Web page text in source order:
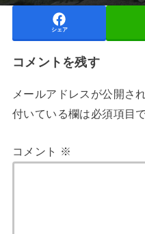
シェア
コメントを残す
メールアドレスが公開さ
付いている欄は必須項目
コメント ※